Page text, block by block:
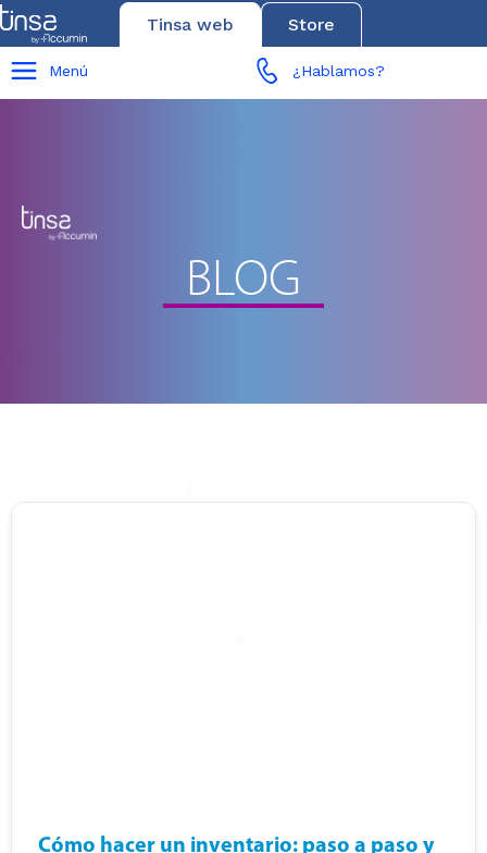
Tinsa web Store
Menú ¿Hablamos?
BLOG
Cómo hacer un inventario: paso a paso y